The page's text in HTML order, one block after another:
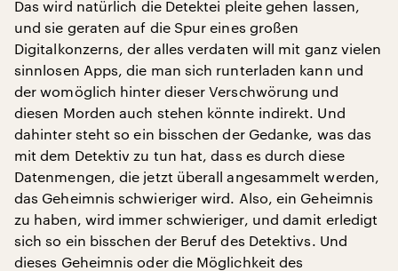
Das wird natürlich die Detektei pleite gehen lassen,
und sie geraten auf die Spur eines großen
Digitalkonzerns, der alles verdaten will mit ganz vielen
sinnlosen Apps, die man sich runterladen kann und
der womöglich hinter dieser Verschwörung und
diesen Morden auch stehen könnte indirekt. Und
dahinter steht so ein bisschen der Gedanke, was das
mit dem Detektiv zu tun hat, dass es durch diese
Datenmengen, die jetzt überall angesammelt werden,
das Geheimnis schwieriger wird. Also, ein Geheimnis
zu haben, wird immer schwieriger, und damit erledigt
sich so ein bisschen der Beruf des Detektivs. Und
dieses Geheimnis oder die Möglichkeit des